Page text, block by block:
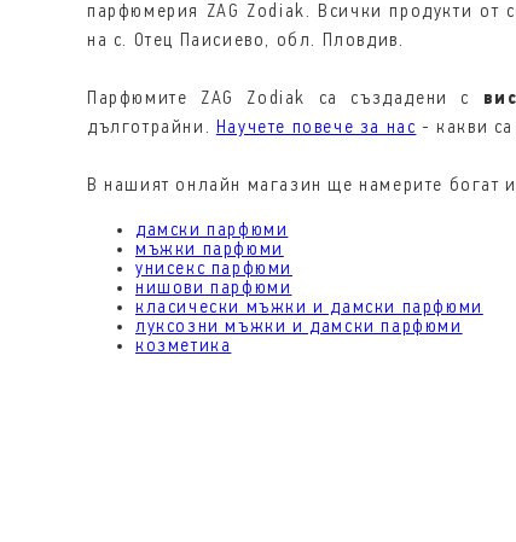
парфюмерия ZAG Zodiak. Всички продукти от
на с. Отец Паисиево, обл. Пловдив.
Парфюмите ZAG Zodiak са създадени с
дълготрайни. Научете повече за нас - какви
В нашият онлайн магазин ще намерите богат
дамски парфюми
мъжки парфюми
унисекс парфюми
нишови парфюми
класически мъжки и дамски парфюми
луксозни мъжки и дамски парфюми
козметика